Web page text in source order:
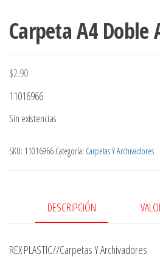
Carpeta A4 Doble
$2.90
11016966
Sin existencias
SKU: 11016966 Categoría: Carpetas Y Archivadores
DESCRIPCIÓN
REX PLASTIC//Carpetas Y Archivadores